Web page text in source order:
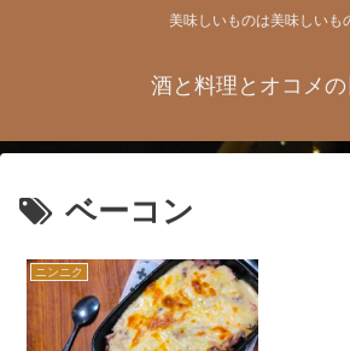
美味しいものは美味しいも
酒と料理とオコメ
ベーコン
ニンニク